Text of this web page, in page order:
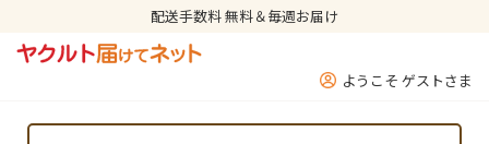
配送手数料 無料＆毎週お届け
ようこそ ゲストさま